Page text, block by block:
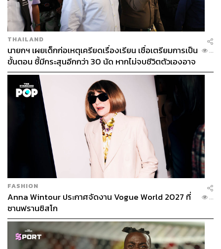
THAILAND
นายกฯ เผยเด็กก่อเหตุเครียดเรื่องเรียน เชื่อเตรียมการเป็น
ขั้นตอน ชี้มีกระสุนอีกกว่า 30 นัด หากไม่จบชีวิตตัวเองอาจ
สูญเสียเพิ่ม
...
FASHION
Anna Wintour ประกาศจัดงาน Vogue World 2027 ที่
ซานฟรานซิสโก
...